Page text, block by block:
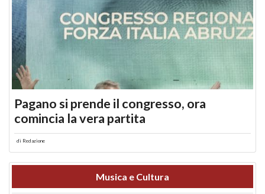
Pagano si prende il congresso, ora
comincia la vera partita
di Redazione
Musica e Cultura